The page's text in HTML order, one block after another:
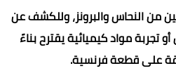
من النحاس والبرونز، وللكشف عن
مواد كيميائية يقترح بناءً
على قطعة فرنسية.